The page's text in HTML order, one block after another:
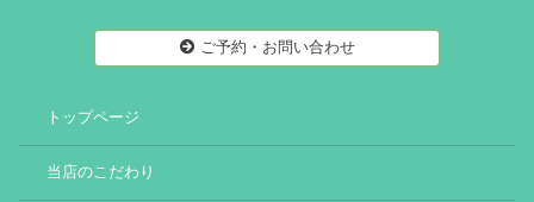
ご予約・お問い合わせ
トップページ
当店のこだわり